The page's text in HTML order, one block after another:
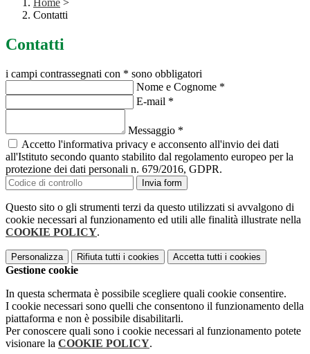
Home >
Contatti
Contatti
i campi contrassegnati con * sono obbligatori
Nome e Cognome *
E-mail *
Messaggio *
Accetto l'informativa privacy e acconsento all'invio dei dati
all'Istituto secondo quanto stabilito dal regolamento europeo per la
protezione dei dati personali n. 679/2016, GDPR.
Invia form
Questo sito o gli strumenti terzi da questo utilizzati si avvalgono di
cookie necessari al funzionamento ed utili alle finalità illustrate nella
COOKIE POLICY.
Personalizza Rifiuta tutti i cookies Accetta tutti i cookies
Gestione cookie
In questa schermata è possibile scegliere quali cookie consentire.
I cookie necessari sono quelli che consentono il funzionamento della
piattaforma e non è possibile disabilitarli.
Per conoscere quali sono i cookie necessari al funzionamento potete
visionare la COOKIE POLICY.